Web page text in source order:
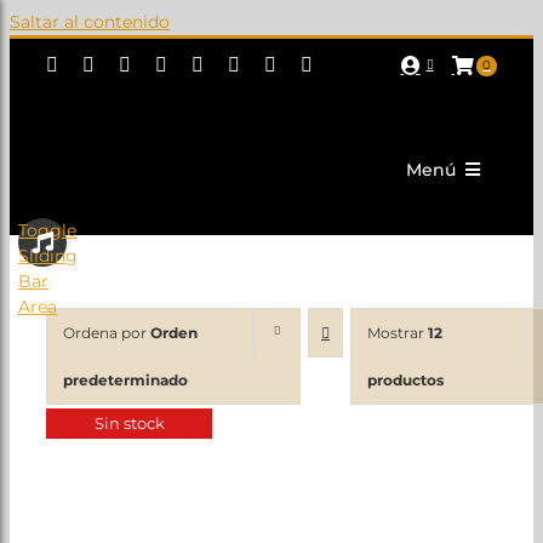
Saltar al contenido
0
Menú
Corporativo
Tropas y Legiones
Fiestas
Ordena por Orden
predeterminado
Mostrar 12
productos
Sin stock
Toggle
Sliding
Bar
Area